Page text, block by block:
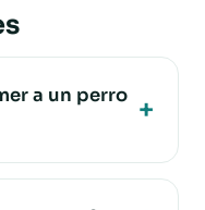
a un perro